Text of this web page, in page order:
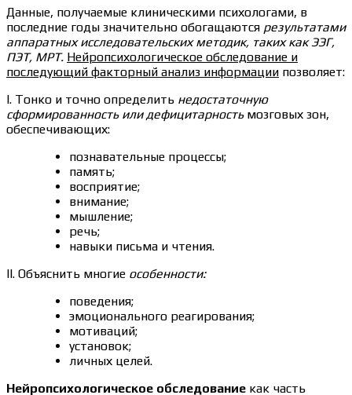
Данные, получаемые клиническими психологами, в
последние годы значительно обогащаются результатами
аппаратных исследовательских методик, таких как ЭЭГ,
ПЭТ, МРТ. Нейропсихологическое обследование и
последующий факторный анализ информации позволяет:
I. Тонко и точно определить недостаточную
сформированность или дефицитарность мозговых зон,
обеспечивающих:
познавательные процессы;
память;
восприятие;
внимание;
мышление;
речь;
навыки письма и чтения.
II. Объяснить многие особенности:
поведения;
эмоционального реагирования;
мотиваций;
установок;
личных целей.
Нейропсихологическое обследование как часть